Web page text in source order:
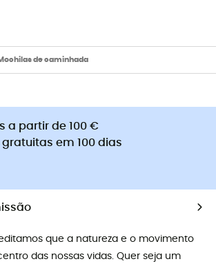
de caminhada
a partir de 100 €
gratuitas em 100 dias
que a natureza e o movimento
das nossas vidas. Quer seja um